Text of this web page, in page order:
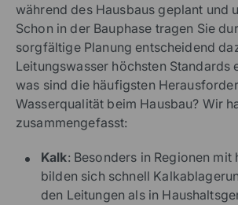
während des Hausbaus geplant und
Schon in der Bauphase tragen Sie
sorgfältige Planung entscheidend
Leitungswasser höchsten Standards
was sind die häufigsten
Wasserqualität beim Hausbau? Wir
zusammengefasst:
Kalk: Besonders in Regionen mit
bilden sich schnell
den Leitungen als in